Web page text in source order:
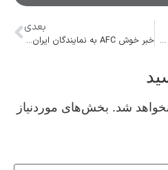
آیا گاز کولرگازی ته نشین میشود؟ + علائم ته نشین شدن گاز کولر گازی
بعدی
خبر خوش AFC به نمایندگان ایران در آسیا
شد. بخش‌های موردنیاز